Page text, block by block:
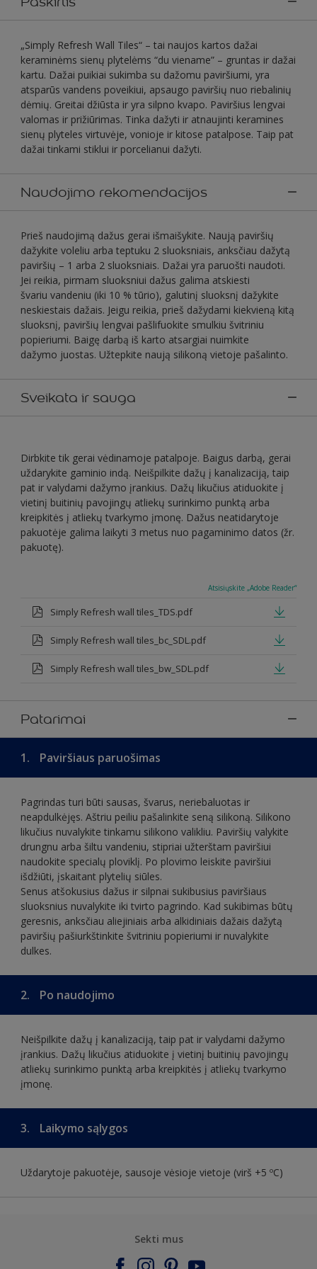
„Simply Refresh Wall Tiles“ – tai naujos kartos dažai
keraminėms sienų plytelėms “du viename” – gruntas ir dažai
kartu. Dažai puikiai sukimba su dažomu paviršiumi, yra
atsparūs vandens poveikiui, apsaugo paviršių nuo riebalinių
dėmių. Greitai džiūsta ir yra silpno kvapo. Paviršius lengvai
valomas ir prižiūrimas. Tinka dažyti ir atnaujinti keramines
sienų plyteles virtuvėje, vonioje ir kitose patalpose. Taip pat
dažai tinkami stiklui ir porcelianui dažyti.
Naudojimo rekomendacijos
Prieš naudojimą dažus gerai išmaišykite. Naują paviršių
dažykite voleliu arba teptuku 2 sluoksniais, anksčiau dažytą
paviršių – 1 arba 2 sluoksniais. Dažai yra paruošti naudoti.
Jei reikia, pirmam sluoksniui dažus galima atskiesti
švariu vandeniu (iki 10 % tūrio), galutinį sluoksnį dažykite
neskiestais dažais. Jeigu reikia, prieš dažydami kiekvieną kitą
sluoksnį, paviršių lengvai pašlifuokite smulkiu švitriniu
popieriumi. Baigę darbą iš karto atsargiai nuimkite
dažymo juostas. Užtepkite naują silikoną vietoje pašalinto.
Sveikata ir sauga
Dirbkite tik gerai vėdinamoje patalpoje. Baigus darbą, gerai
uždarykite gaminio indą. Neišpilkite dažų į kanalizaciją, taip
pat ir valydami dažymo įrankius. Dažų likučius atiduokite į
vietinį buitinių pavojingų atliekų surinkimo punktą arba
kreipkitės į atliekų tvarkymo įmonę. Dažus neatidarytoje
pakuotėje galima laikyti 3 metus nuo pagaminimo datos (žr.
pakuotę).
Atsisiųskite „Adobe Reader“
Simply Refresh wall tiles_TDS.pdf
Simply Refresh wall tiles_bc_SDL.pdf
Simply Refresh wall tiles_bw_SDL.pdf
Patarimai
1. Paviršiaus paruošimas
Pagrindas turi būti sausas, švarus, neriebaluotas ir
neapdulkėjęs. Aštriu peiliu pašalinkite seną silikoną. Silikono
likučius nuvalykite tinkamu silikono valikliu. Paviršių valykite
drungnu arba šiltu vandeniu, stipriai užterštam paviršiui
naudokite specialų ploviklį. Po plovimo leiskite paviršiui
išdžiūti, įskaitant plytelių siūles.
Senus atšokusius dažus ir silpnai sukibusius paviršiaus
sluoksnius nuvalykite iki tvirto pagrindo. Kad sukibimas būtų
geresnis, anksčiau aliejiniais arba alkidiniais dažais dažytą
paviršių pašiurkštinkite švitriniu popieriumi ir nuvalykite
dulkes.
2. Po naudojimo
Neišpilkite dažų į kanalizaciją, taip pat ir valydami dažymo
įrankius. Dažų likučius atiduokite į vietinį buitinių pavojingų
atliekų surinkimo punktą arba kreipkitės į atliekų tvarkymo
įmonę.
3. Laikymo sąlygos
Uždarytoje pakuotėje, sausoje vėsioje vietoje (virš +5 ºC)
Sekti mus